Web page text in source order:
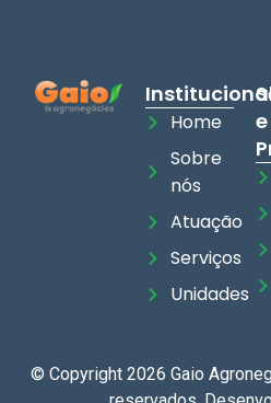
Home
Sobre
nós
Atuação
Serviços
Unidades
e
© Copyright 2026 Gaio